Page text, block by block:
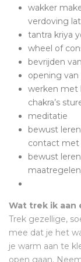
wakker
verdoving
tantra kriya
wheel of
bevrijden
opening van
werken met
chakra’s
meditatie
bewust
contact met
bewust
Wat trek ik aan
Trek gezellige,
mee dat je het
je warm aan te
open gaan.